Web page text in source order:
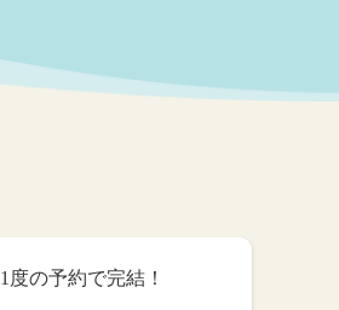
1度の予約で完結！